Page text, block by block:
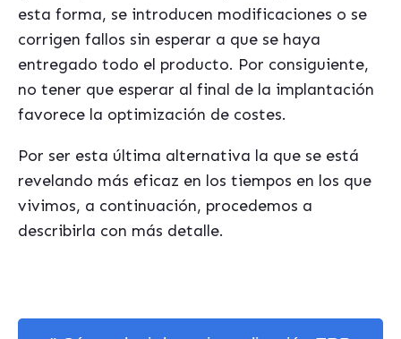
esta forma, se introducen modificaciones o se
corrigen fallos sin esperar a que se haya
entregado todo el producto. Por consiguiente,
no tener que esperar al final de la implantación
favorece la optimización de costes.
Por ser esta última alternativa la que se está
revelando más eficaz en los tiempos en los que
vivimos, a continuación, procedemos a
describirla con más detalle.